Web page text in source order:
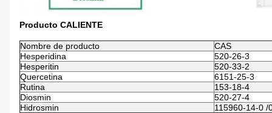
Producto CALIENTE
Nombre de producto
CAS
Hesperidina
520-26-3
Hesperitin
520-33-2
Quercetina
6151-25-3
Rutina
153-18-4
Diosmin
520-27-4
Hidrosmin
115960-14-0 /